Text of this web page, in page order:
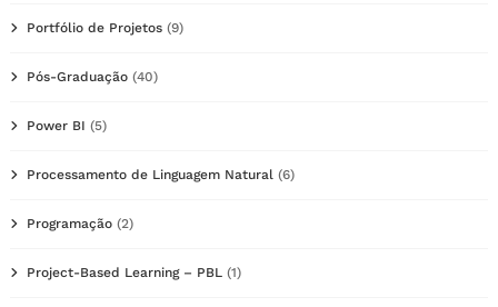
Portfólio de Projetos (9)
Pós-Graduação (40)
Power BI (5)
Processamento de Linguagem Natural (6)
Programação (2)
Project-Based Learning – PBL (1)